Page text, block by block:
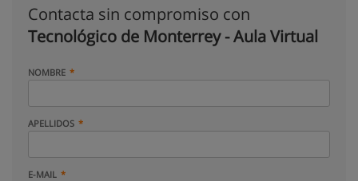
Contacta sin compromiso con
Tecnológico de Monterrey - Aula Virtual
NOMBRE
APELLIDOS
E-MAIL